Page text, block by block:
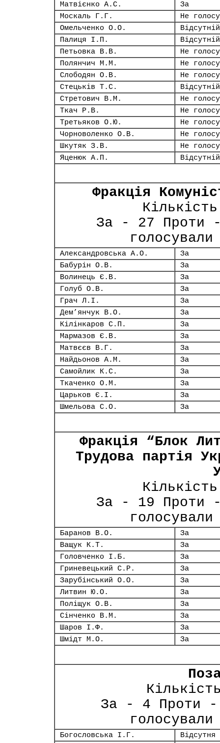
Матвієнко А.С.
За
Москаль Г.Г.
Не
Омельченко О.О.
Відсутній
Палиця І.П.
Відсутній
Петьовка В.В.
Не
Полянчич М.М.
Не
Слободян О.В.
Не
Стецьків Т.С.
Відсутній
Стретович В.М.
Не
Ткач Р.В.
Не
Третьяков О.Ю.
Не
Чорноволенко О.В.
Не
Шкутяк З.В.
Не
Яценюк А.П.
Відсутній
Фракція
За - 27 Проти
Александровська А.О.
За
Бабурін О.В.
За
Волинець Є.В.
За
Голуб О.В.
За
Грач Л.І.
За
Дем’янчук В.О.
За
Кілінкаров С.П.
За
Мармазов Є.В.
За
Матвєєв В.Г.
За
Найдьонов А.М.
За
Самойлик К.С.
За
Ткаченко О.М.
За
Царьков Є.І.
За
Шмельова С.О.
За
Фракція “Блок
Трудова партія
За - 19 Проти
Баранов В.О.
За
Ващук К.Т.
За
Головченко І.Б.
За
Гриневецький С.Р.
За
Зарубінський О.О.
За
Литвин Ю.О.
За
Поліщук О.В.
За
Сінченко В.М.
За
Шаров І.Ф.
За
Шмідт М.О.
За
За - 4 Проти -
Богословська І.Г. Відсутня